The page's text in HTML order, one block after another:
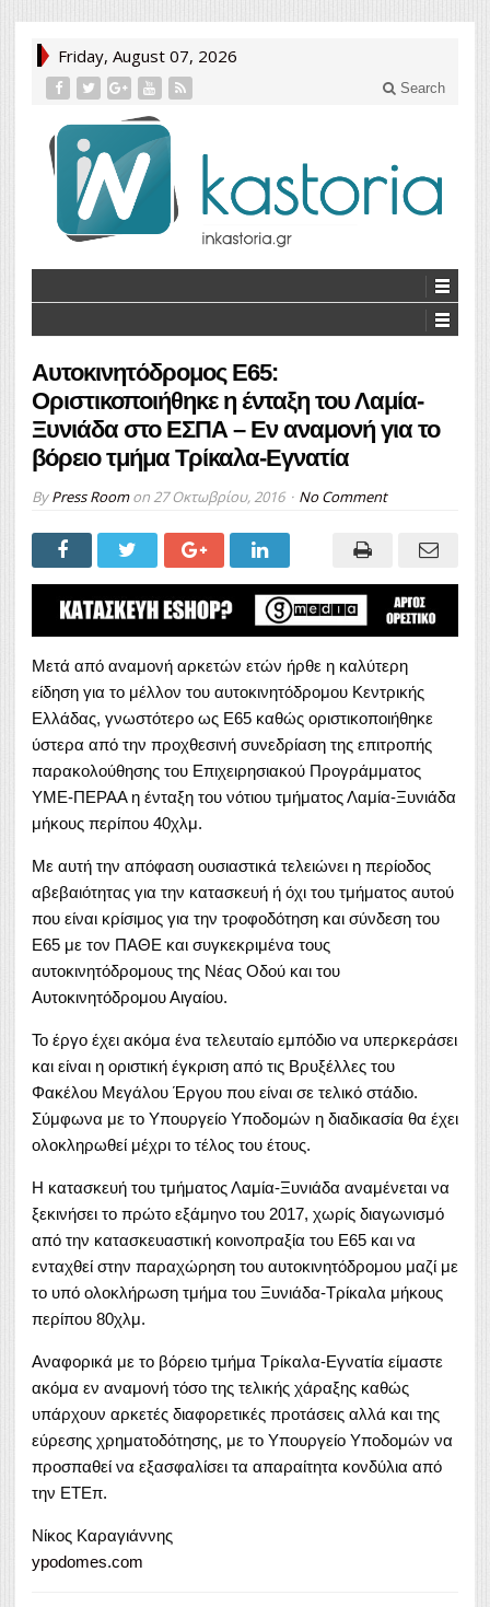
Friday, August 07, 2026
Search
Αυτοκινητόδρομος Ε65:
Οριστικοποιήθηκε η ένταξη του Λαμία-
Ξυνιάδα στο ΕΣΠΑ – Εν αναμονή για το
βόρειο τμήμα Τρίκαλα-Εγνατία
ByPress Roomon 27 Οκτωβρίου, 2016 No Comment
Μετά από αναμονή αρκετών ετών ήρθε η καλύτερη
είδηση για το μέλλον του αυτοκινητόδρομου Κεντρικής
Ελλάδας, γνωστότερο ως Ε65 καθώς οριστικοποιήθηκε
ύστερα από την προχθεσινή συνεδρίαση της επιτροπής
παρακολούθησης του Επιχειρησιακού Προγράμματος
ΥΜΕ-ΠΕΡΑΑ η ένταξη του νότιου τμήματος Λαμία-Ξυνιάδα
μήκους περίπου 40χλμ.
Με αυτή την απόφαση ουσιαστικά τελειώνει η περίοδος
αβεβαιότητας για την κατασκευή ή όχι του τμήματος αυτού
που είναι κρίσιμος για την τροφοδότηση και σύνδεση του
Ε65 με τον ΠΑΘΕ και συγκεκριμένα τους
αυτοκινητόδρομους της Νέας Οδού και του
Αυτοκινητόδρομου Αιγαίου.
Το έργο έχει ακόμα ένα τελευταίο εμπόδιο να υπερκεράσει
και είναι η οριστική έγκριση από τις Βρυξέλλες του
Φακέλου Μεγάλου Έργου που είναι σε τελικό στάδιο.
Σύμφωνα με το Υπουργείο Υποδομών η διαδικασία θα έχει
ολοκληρωθεί μέχρι το τέλος του έτους.
Η κατασκευή του τμήματος Λαμία-Ξυνιάδα αναμένεται να
ξεκινήσει το πρώτο εξάμηνο του 2017, χωρίς διαγωνισμό
από την κατασκευαστική κοινοπραξία του Ε65 και να
ενταχθεί στην παραχώρηση του αυτοκινητόδρομου μαζί με
το υπό ολοκλήρωση τμήμα του Ξυνιάδα-Τρίκαλα μήκους
περίπου 80χλμ.
Αναφορικά με το βόρειο τμήμα Τρίκαλα-Εγνατία είμαστε
ακόμα εν αναμονή τόσο της τελικής χάραξης καθώς
υπάρχουν αρκετές διαφορετικές προτάσεις αλλά και της
εύρεσης χρηματοδότησης, με το Υπουργείο Υποδομών να
προσπαθεί να εξασφαλίσει τα απαραίτητα κονδύλια από
την ΕΤΕπ.
Νίκος Καραγιάννης
ypodomes.com